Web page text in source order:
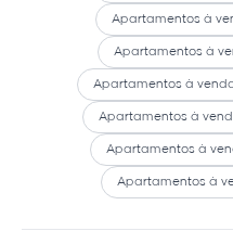
Apartamentos à
Apartamentos à
Apartamentos à
Apartamentos à
Apartamentos à
Apartamentos à